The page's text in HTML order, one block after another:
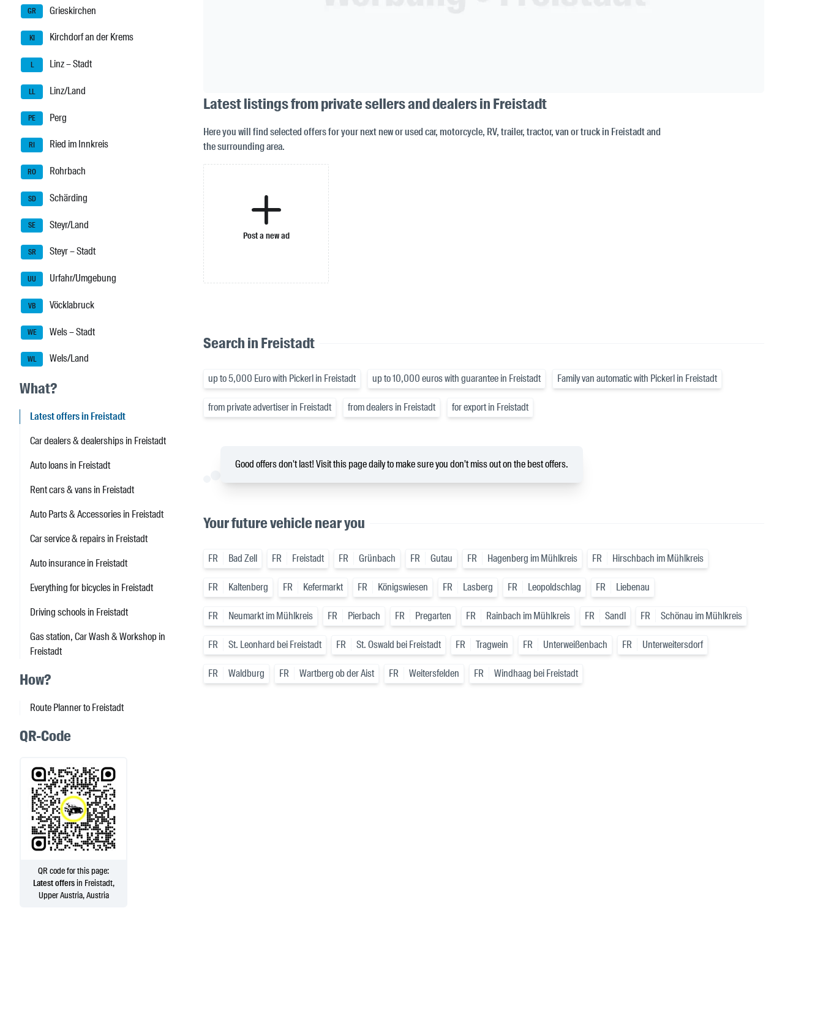
GR Grieskirchen
KI Kirchdorf an der Krems
L Linz – Stadt
LL Linz/Land
PE Perg
RI Ried im Innkreis
RO Rohrbach
SD Schärding
SE Steyr/Land
SR Steyr – Stadt
UU Urfahr/Umgebung
VB Vöcklabruck
WE Wels – Stadt
WL Wels/Land
What?
Latest offers in Freistadt
Car dealers & dealerships in Freistadt
Auto loans in Freistadt
Rent cars & vans in Freistadt
Auto Parts & Accessories in Freistadt
Car service & repairs in Freistadt
Auto insurance in Freistadt
Everything for bicycles in Freistadt
Driving schools in Freistadt
Gas station, Car Wash & Workshop in
Freistadt
How?
Route Planner to Freistadt
QR-Code
QR code for this page:
Latest offersin Freistadt,
Upper Austria, Austria
Latest listings from private sellers and dealers in Freistadt
Here you will find selected offers for your next new or used car, motorcycle, RV, trailer, tractor, van or truck in Freistadt and
the surrounding area.
Post a new ad
Search in Freistadt
up to 5,000 Euro with Pickerl in Freistadt up to 10,000 euros with guarantee in Freistadt Family van automatic with Pickerl in Freistadt
from private advertiser in Freistadt from dealers in Freistadt for export in Freistadt
Good offers don't last! Visit this page daily to make sure you don't miss out on the best offers.
Your future vehicle near you
FR Bad Zell FR Freistadt FR Grünbach FR Gutau FR Hagenberg im Mühlkreis FR Hirschbach im Mühlkreis
FR Kaltenberg FR Kefermarkt FR Königswiesen FR Lasberg FR Leopoldschlag FR Liebenau
FR Neumarkt im Mühlkreis FR Pierbach FR Pregarten FR Rainbach im Mühlkreis FR Sandl FR Schönau im Mühlkreis
FR St. Leonhard bei Freistadt FR St. Oswald bei Freistadt FR Tragwein FR Unterweißenbach FR Unterweitersdorf
FR Waldburg FR Wartberg ob der Aist FR Weitersfelden FR Windhaag bei Freistadt